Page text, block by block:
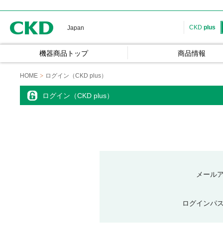
Japan CKD plus
機器商品トップ 商品情報
HOME ログイン（CKD plus）
ログイン（CKD plus）
メール
ログインパ